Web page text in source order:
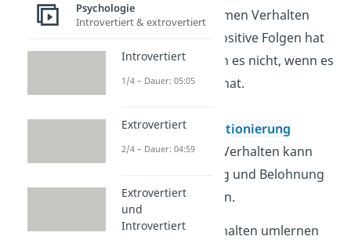
1965): Kinder ahmen Verhalten
nach, wenn es positive Folgen hat
und übernehmen es nicht, wenn es
negative Folgen hat.
Klassische Konditionierung
(Pawlow, 1918): Verhalten kann
durch Bestrafung und Belohnung
verändert werden.
Lösungsansatz:
Verhalten umlernen
Psychologie
Introvertiert & extrovertiert
Introvertiert
1/4 – Dauer: 05:05
Extrovertiert
2/4 – Dauer: 04:59
Extrovertiert
und
Introvertiert